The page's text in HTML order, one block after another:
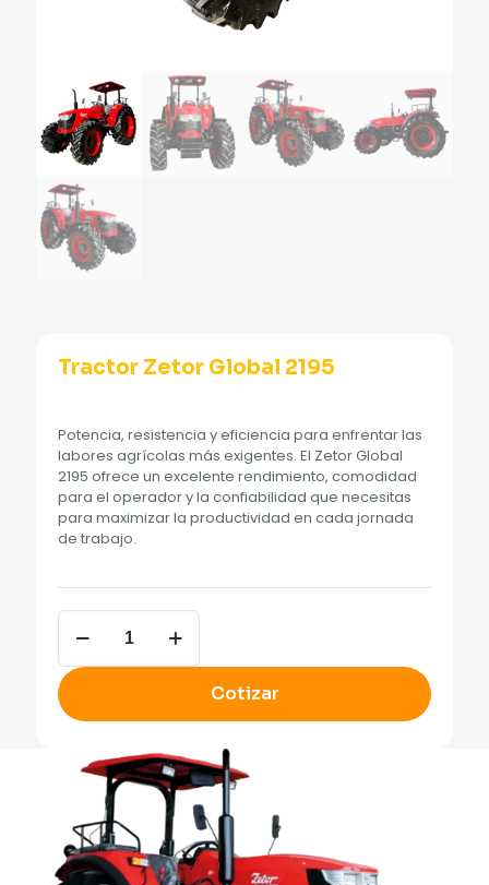
Tractor Zetor Global 2195
Potencia, resistencia y eficiencia para enfrentar las
labores agrícolas más exigentes. El Zetor Global
2195 ofrece un excelente rendimiento, comodidad
para el operador y la confiabilidad que necesitas
para maximizar la productividad en cada jornada
de trabajo.
Tractor
Zetor
Global
2195
cantidad
Cotizar